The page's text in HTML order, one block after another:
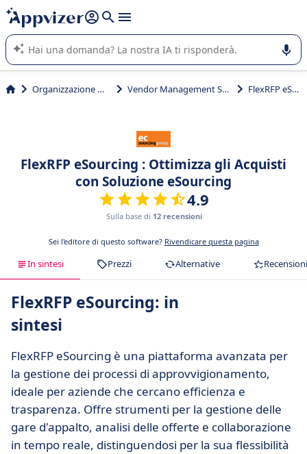
righe con
shift + enter
L'IA di Appvizer vi guida nell'utilizzo o nella scelta di un
software SaaS per la vostra azienda.
Organizzazione & planning Vendor Management System (VMS) FlexRFP eSourcing
FlexRFP eSourcing : Ottimizza gli Acquisti
con Soluzione eSourcing
4.9
Sulla base di 12 recensioni
Sei l'editore di questo software? Rivendicare questa pagina
In sintesi Prezzi Alternative Recensioni
FlexRFP eSourcing: in
sintesi
FlexRFP eSourcing è una piattaforma avanzata per
la gestione dei processi di approvvigionamento,
ideale per aziende che cercano efficienza e
trasparenza. Offre strumenti per la gestione delle
gare d'appalto, analisi delle offerte e collaborazione
in tempo reale, distinguendosi per la sua flessibilità